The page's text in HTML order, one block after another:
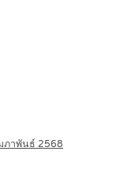
ภาพันธ์ 2568